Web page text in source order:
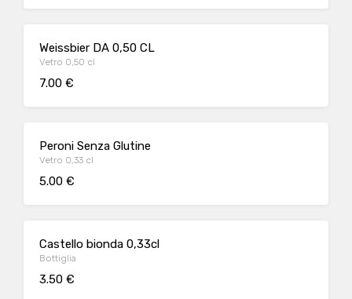
Weissbier DA 0,50 CL
Vetro 0,50 cl
7.00 €
Peroni Senza Glutine
Vetro 0,33 cl
5.00 €
Castello bionda 0,33cl
Bottiglia
3.50 €